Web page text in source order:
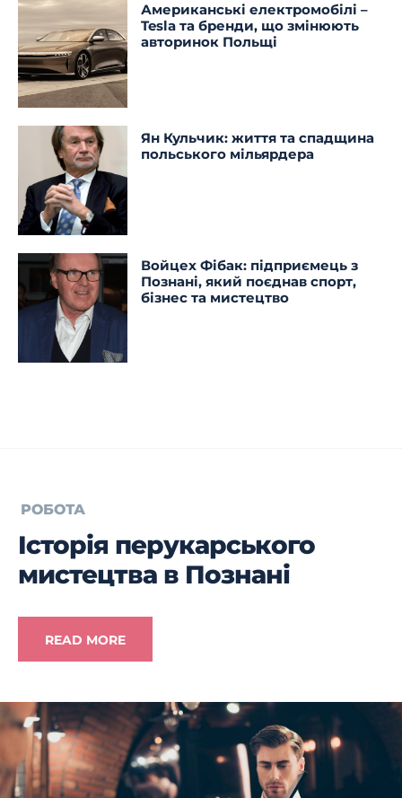
Американські електромобілі –
Tesla та бренди, що змінюють
авторинок Польщі
Ян Кульчик: життя та спадщина
польського мільярдера
Войцех Фібак: підприємець з
Познані, який поєднав спорт,
бізнес та мистецтво